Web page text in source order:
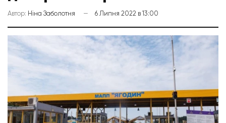
Автор: Ніна Заболотня 6 Липня 2022 в 13:00